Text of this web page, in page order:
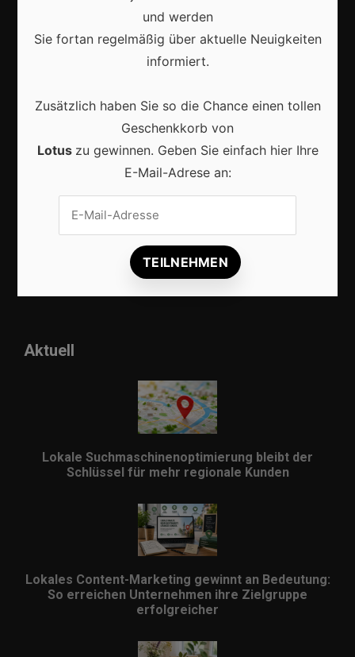
Erfolgsgeschichten
Aktuell
Lokale Suchmaschinenoptimierung bleibt der
Schlüssel für mehr regionale Kunden
Lokales Content-Marketing gewinnt an Bedeutung:
So erreichen Unternehmen ihre Zielgruppe
erfolgreicher
und werden
Sie fortan regelmäßig über aktuelle Neuigkeiten
informiert.
Zusätzlich haben Sie so die Chance einen tollen
Geschenkkorb von
Lotus zu gewinnen. Geben Sie einfach hier Ihre
E-Mail-Adrese an: